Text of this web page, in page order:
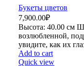
Букеты цветов
7,900.00₽
Высота: 40.00 см
возлюбленной,
увидите, как их
Add to cart
Quick view